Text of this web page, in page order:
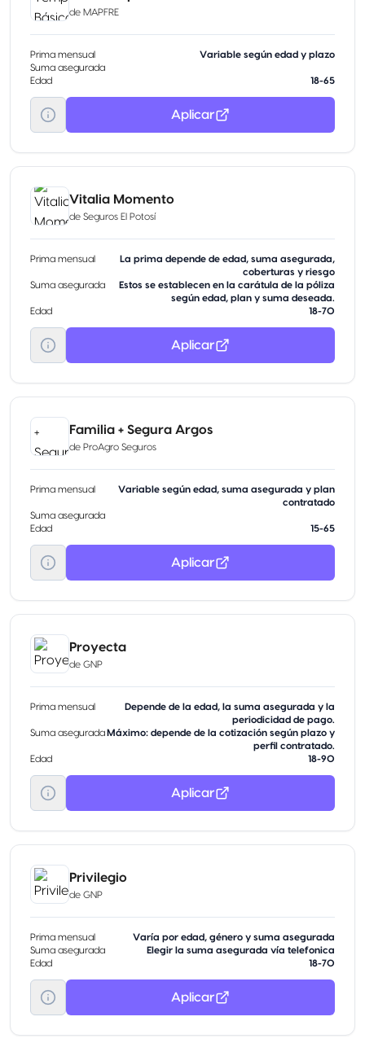
de MAPFRE
Prima mensual
Variable según edad y plazo
Suma asegurada
Edad
18-65
Aplicar
Vitalia Momento
de Seguros El Potosí
Prima mensual
La prima depende de edad, suma asegurada,
coberturas y riesgo
Suma asegurada
Estos se establecen en la carátula de la póliza
según edad, plan y suma deseada.
Edad
18-70
Aplicar
Familia + Segura Argos
de ProAgro Seguros
Prima mensual
Variable según edad, suma asegurada y plan
contratado
Suma asegurada
Edad
15-65
Aplicar
Proyecta
de GNP
Prima mensual
Depende de la edad, la suma asegurada y la
periodicidad de pago.
Suma aseguradaMáximo: depende de la cotización según plazo y
perfil contratado.
Edad
18-90
Aplicar
Privilegio
de GNP
Prima mensual
Varía por edad, género y suma asegurada
Suma asegurada
Elegir la suma asegurada vía telefonica
Edad
18-70
Aplicar